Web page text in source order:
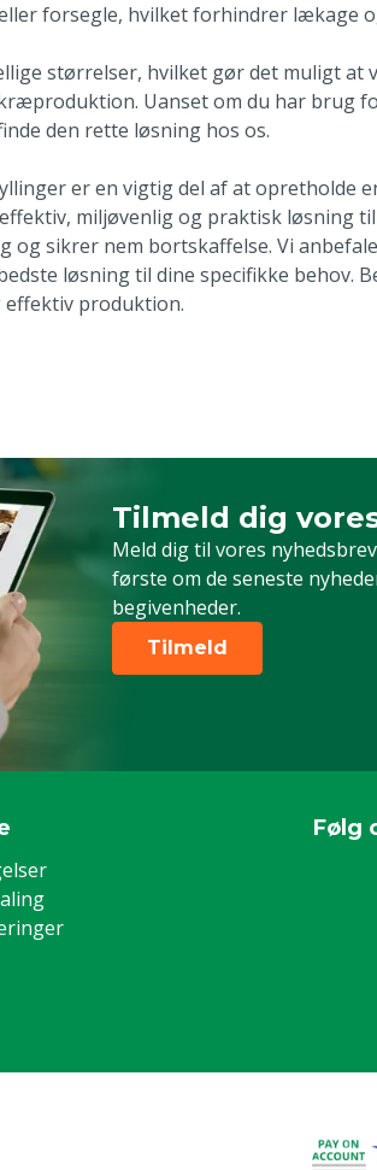
forsegle, hvilket forhindrer lækage
størrelser, hvilket gør det muligt at
Uanset om du har brug
den rette løsning hos os.
er en vigtig del af at opretholde
miljøvenlig og praktisk løsning
sikrer nem bortskaffelse. Vi
løsning til dine specifikke behov.
produktion.
Tilmeld dig
Meld dig til vores
første om de seneste
begivenheder.
Timeld dig vores
Tilmeld
Følg